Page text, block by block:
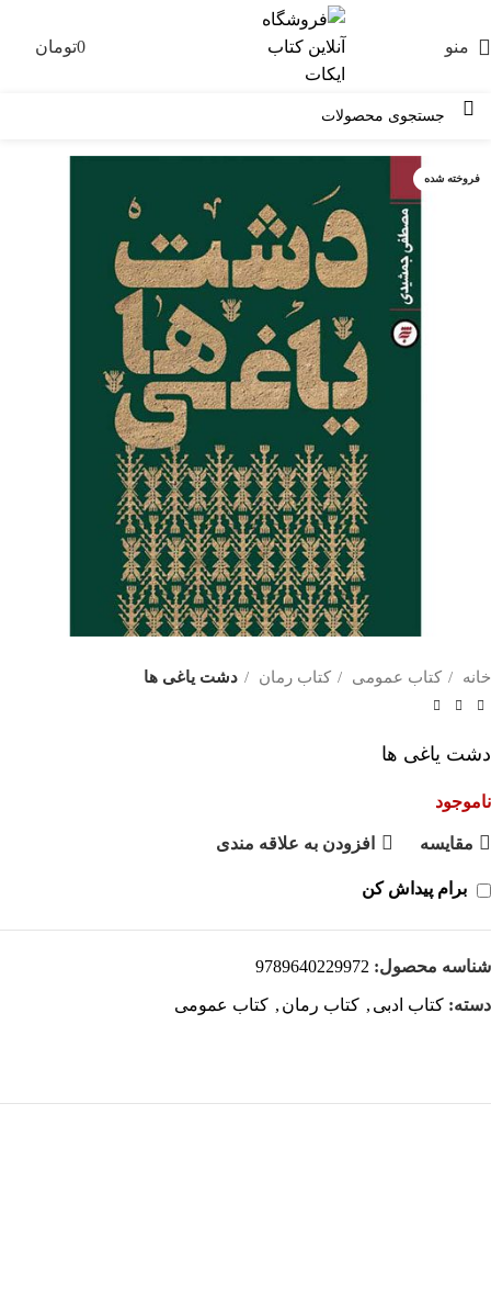
منو 0تومان
فروخته شده
خانه کتاب عمومی کتاب رمان دشت یاغی ها
دشت یاغی ها
ناموجود
مقايسه افزودن به علاقه مندی
برام پیداش کن
شناسه محصول: 9789640229972
دسته: کتاب ادبی , کتاب رمان , کتاب عمومی